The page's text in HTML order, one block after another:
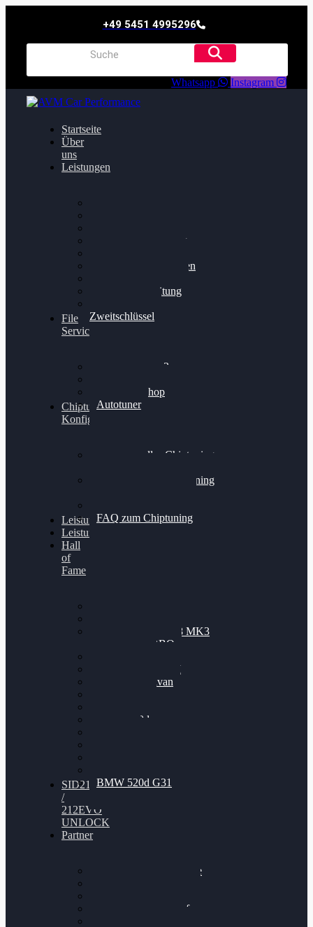
+49 5451 4995296
Whatsapp Instagram
Startseite
Über
uns
Leistungen
Getriebeoptimierung
Bremsscheiben planen
Felgenaufbereitung
Zweitschlüssel
File
Service
Alientech Kess3
Alientech Shop
Autotuner
Chiptuning
Konfigurator
Professionelles Chiptuning
Professionelles Chiptuning
FAQ zum Chiptuning
Leistungsmessung
Leistungsprüfstand
Hall
of
Fame
Nissan GT-R35 3.8 MK3
V6 TWINTURBO
VW Passat 2.0TDI
VW T6 Multivan
BMW 120d
BMW 520d G31
SID212
/
212EVO
UNLOCK
Partner
Bilgenroth Performance
Chiptuning Schüttorf